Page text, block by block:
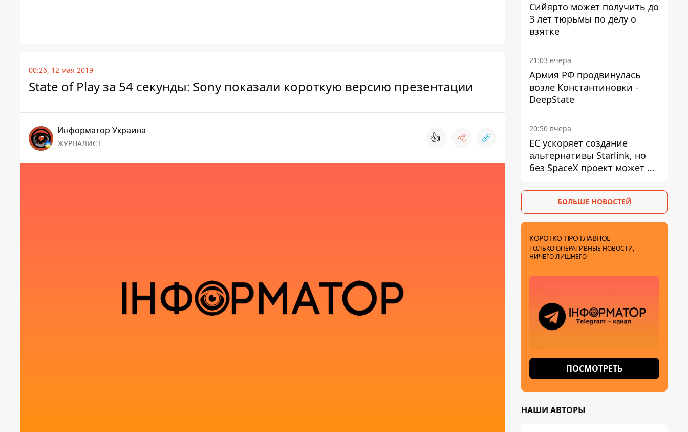
00:26, 12 мая 2019
State of Play за 54 секунды: Sony показали короткую версию презентации
Информатор Украина
ЖУРНАЛИСТ 👍
Сийярто может получить до
3 лет тюрьмы по делу о
взятке
21:03 вчера
Армия РФ продвинулась
возле Константиновки -
DeepState
20:50 вчера
ЕС ускоряет создание
альтернативы Starlink, но
без SpaceX проект может не
БОЛЬШЕ НОВОСТЕЙ
КОРОТКО ПРО ГЛАВНОЕ
ТОЛЬКО ОПЕРАТИВНЫЕ НОВОСТИ,
НИЧЕГО ЛИШНЕГО
ПОСМОТРЕТЬ
НАШИ АВТОРЫ